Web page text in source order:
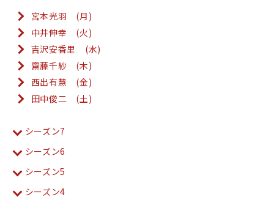
宮本光羽 (月)
中井伸幸 (火)
吉沢安香里 (水)
齋藤千紗 (木)
西出有慧 (金)
田中俊二 (土)
シーズン7
シーズン6
シーズン5
シーズン4